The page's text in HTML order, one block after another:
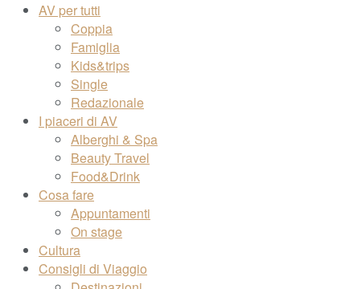
AV per tutti
Coppia
Famiglia
Kids&trips
Single
Redazionale
I piaceri di AV
Alberghi & Spa
Beauty Travel
Food&Drink
Cosa fare
Appuntamenti
On stage
Cultura
Consigli di Viaggio